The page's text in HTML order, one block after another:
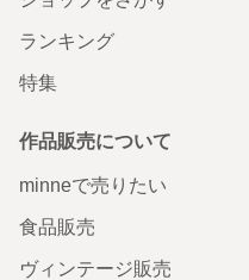
ランキング
特集
作品販売について
minneで売りたい
食品販売
ヴィンテージ販売